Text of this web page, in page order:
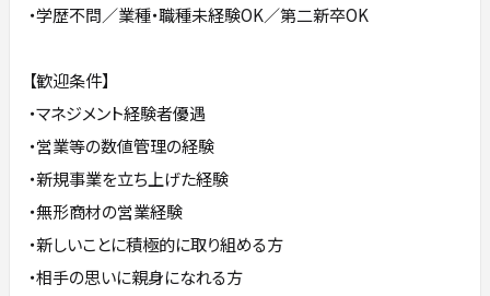
・学歴不問／業種・職種未経験OK／第二新卒OK
【歓迎条件】
・マネジメント経験者優遇
・営業等の数値管理の経験
・新規事業を立ち上げた経験
・無形商材の営業経験
・新しいことに積極的に取り組める方
・相手の思いに親身になれる方